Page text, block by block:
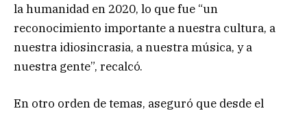
la humanidad en 2020, lo que fue “un
reconocimiento importante a nuestra cultura, a
nuestra idiosincrasia, a nuestra música, y a
nuestra gente”, recalcó.
En otro orden de temas, aseguró que desde el